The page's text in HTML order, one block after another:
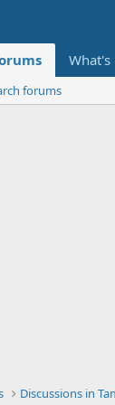
What's
forums
Discussions in